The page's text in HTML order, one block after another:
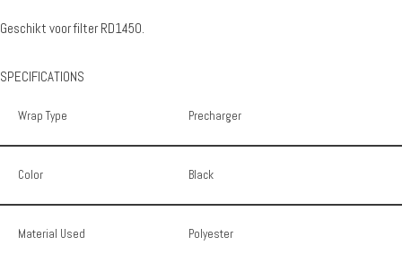
Geschikt voor filter RD1450.
SPECIFICATIONS
Wrap Type Precharger
Color Black
Material Used Polyester